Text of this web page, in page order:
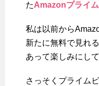
たAmazonプライム
私は以前から
新たに無料で見れ
あって楽しみにし
さっそくプライム